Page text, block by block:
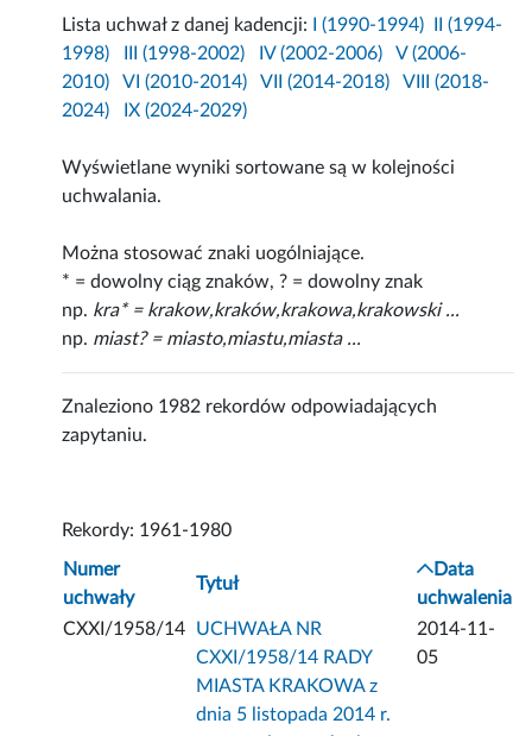
Lista uchwał z danej kadencji: I (1990-1994)
II (1994-
1998)
III (1998-2002) IV (2002-2006)
V (2006-
2010)
VI (2010-2014) VII (2014-2018)
VIII (2018-
2024)
IX (2024-2029)
Wyświetlane wyniki sortowane są w kolejności
uchwalania.
Można stosować znaki uogólniające.
* = dowolny ciąg znaków, ? = dowolny znak
np. kra* = krakow,kraków,krakowa,krakowski ...
np. miast? = miasto,miastu,miasta ...
Znaleziono 1982 rekordów odpowiadających
zapytaniu.
Rekordy: 1961-1980
Numer
uchwały
Tytuł
Data
uchwalenia
CXXI/1958/14
UCHWAŁA NR
CXXI/1958/14 RADY
MIASTA KRAKOWA z
dnia 5 listopada 2014 r.
2014-11-
05